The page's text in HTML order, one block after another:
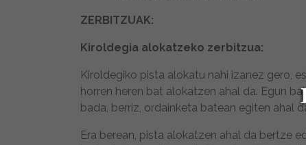
ZERBITZUAK:
Kiroldegia alokatzeko zerbitzua:
Kiroldegiko pista alokatu nahi izanez gero,
horren heren bat alokatzen ahal da. Egun
bada, berriz, ordainketa batean egiten ahal
Era berean, pista alokatzen ahal da bertze